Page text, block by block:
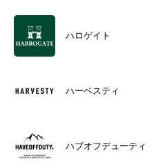
ハロゲイト
ハーベスティ
ハブオフデューティ